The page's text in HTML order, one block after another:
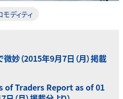
ディティ
妙（2015年9月7日（月）掲載
of Traders Report as of 01